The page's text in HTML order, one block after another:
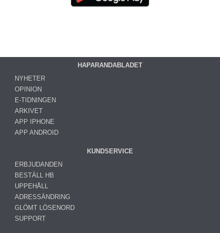
HAPARANDABLADET
NYHETER
OPINION
E-TIDNINGEN
ARKIVET
APP IPHONE
APP ANDROID
KUNDSERVICE
ERBJUDANDEN
BESTÄLL HB
UPPEHÅLL
ADRESSÄNDRING
GLÖMT LÖSENORD
SUPPORT